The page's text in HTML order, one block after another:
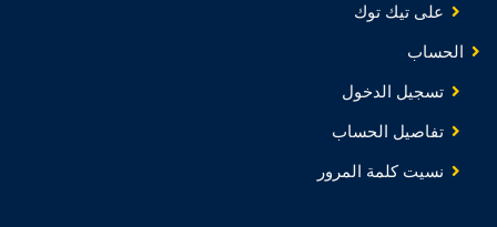
على تيك توك
الحساب
تسجيل الدخول
تفاصيل الحساب
نسيت كلمة المرور